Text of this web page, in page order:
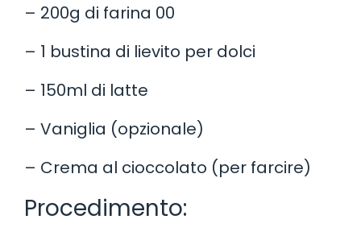
– 200g di farina 00
– 1 bustina di lievito per dolci
– 150ml di latte
– Vaniglia (opzionale)
– Crema al cioccolato (per farcire)
Procedimento: